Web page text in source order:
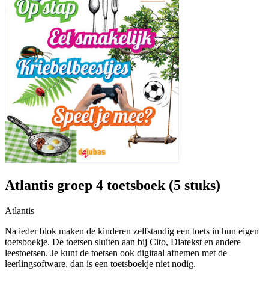
Atlantis groep 4 toetsboek (5 stuks)
Atlantis
Na ieder blok maken de kinderen zelfstandig een toets in hun eigen
toetsboekje. De toetsen sluiten aan bij Cito, Diatekst en andere
leestoetsen. Je kunt de toetsen ook digitaal afnemen met de
leerlingsoftware, dan is een toetsboekje niet nodig.